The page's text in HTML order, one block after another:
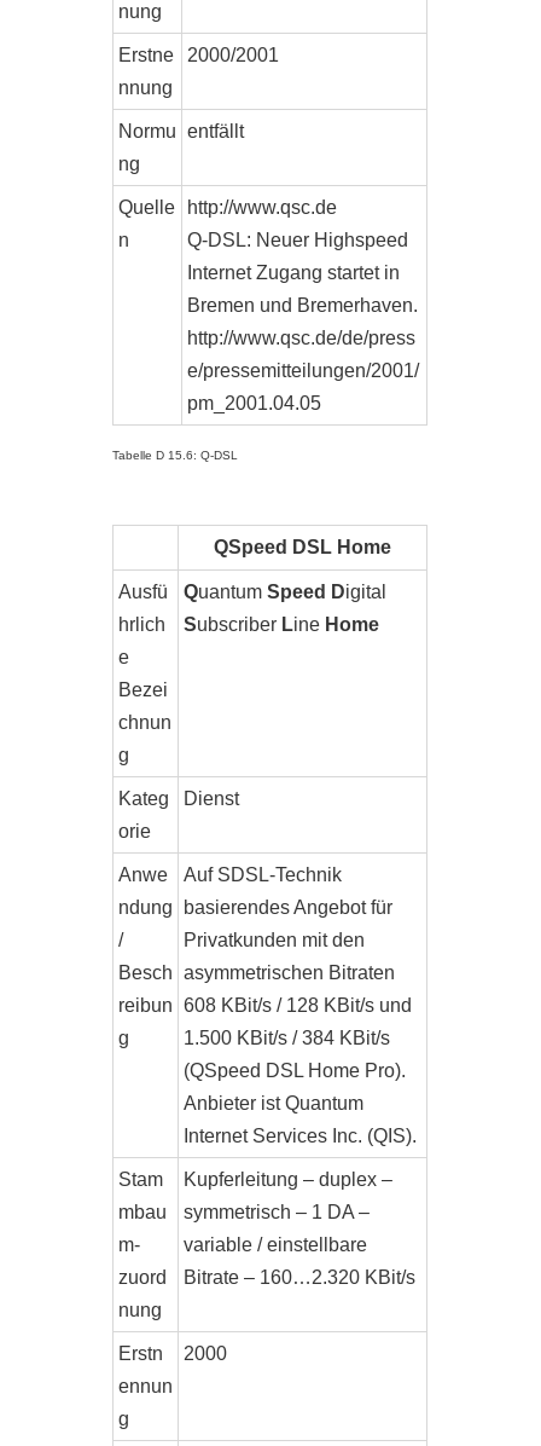
nung
Erstne
nnung
2000/2001
Normu
ng
entfällt
Quelle
n
http://www.qsc.de
Q-DSL: Neuer Highspeed
Internet Zugang startet in
Bremen und Bremerhaven.
http://www.qsc.de/de/press
e/pressemitteilungen/2001/
pm_2001.04.05
Tabelle D 15.6: Q-DSL
QSpeed DSL Home
Ausfü
hrlich
e
Bezei
chnun
g
QuantumSpeed Digital
Subscriber Line Home
Kateg
orie
Dienst
Anwe
ndung
/
Besch
reibun
g
Auf SDSL-Technik
basierendes Angebot für
Privatkunden mit den
asymmetrischen Bitraten
608 KBit/s / 128 KBit/s und
1.500 KBit/s / 384 KBit/s
(QSpeed DSL Home Pro).
Anbieter ist Quantum
Internet Services Inc. (QIS).
Stam
mbau
m-
zuord
nung
Kupferleitung – duplex –
symmetrisch – 1 DA –
variable / einstellbare
Bitrate – 160…2.320 KBit/s
Erstn
ennun
g
2000